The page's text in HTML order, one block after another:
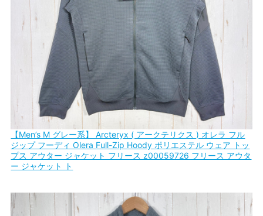
【Men’s M グレー系】 Arcteryx ( アークテリクス ) オレラ フル
ジップ フーディ Olera Full-Zip Hoody ポリエステル ウェア トッ
プス アウター ジャケット フリース z00059726 フリース アウタ
ー ジャケット ト